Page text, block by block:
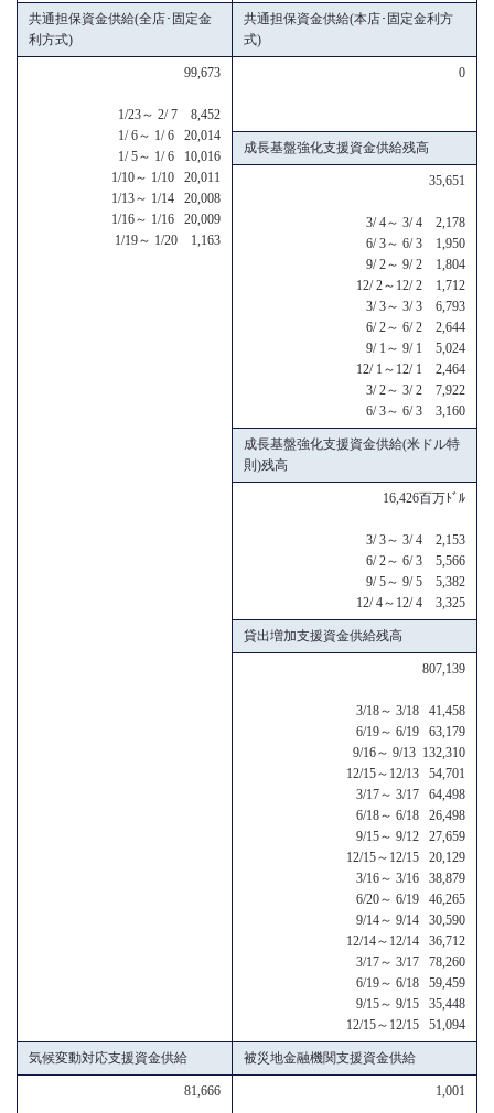
共通担保資金供給(全店･固定金
利方式)
共通担保資金供給(本店･固定金利方
式)
99,673
1/23～ 2/ 7 8,452
1/ 6～ 1/ 6 20,014
1/ 5～ 1/ 6 10,016
1/10～ 1/10 20,011
1/13～ 1/14 20,008
1/16～ 1/16 20,009
1/19～ 1/20 1,163
0
成長基盤強化支援資金供給残高
35,651
3/ 4～ 3/ 4 2,178
6/ 3～ 6/ 3 1,950
9/ 2～ 9/ 2 1,804
12/ 2～12/ 2 1,712
3/ 3～ 3/ 3 6,793
6/ 2～ 6/ 2 2,644
9/ 1～ 9/ 1 5,024
12/ 1～12/ 1 2,464
3/ 2～ 3/ 2 7,922
6/ 3～ 6/ 3 3,160
成長基盤強化支援資金供給(米ドル特
則)残高
16,426百万ﾄﾞﾙ
3/ 3～ 3/ 4 2,153
6/ 2～ 6/ 3 5,566
9/ 5～ 9/ 5 5,382
12/ 4～12/ 4 3,325
貸出増加支援資金供給残高
807,139
3/18～ 3/18 41,458
6/19～ 6/19 63,179
9/16～ 9/13 132,310
12/15～12/13 54,701
3/17～ 3/17 64,498
6/18～ 6/18 26,498
9/15～ 9/12 27,659
12/15～12/15 20,129
3/16～ 3/16 38,879
6/20～ 6/19 46,265
9/14～ 9/14 30,590
12/14～12/14 36,712
3/17～ 3/17 78,260
6/19～ 6/18 59,459
9/15～ 9/15 35,448
12/15～12/15 51,094
気候変動対応支援資金供給 被災地金融機関支援資金供給
81,666 1,001